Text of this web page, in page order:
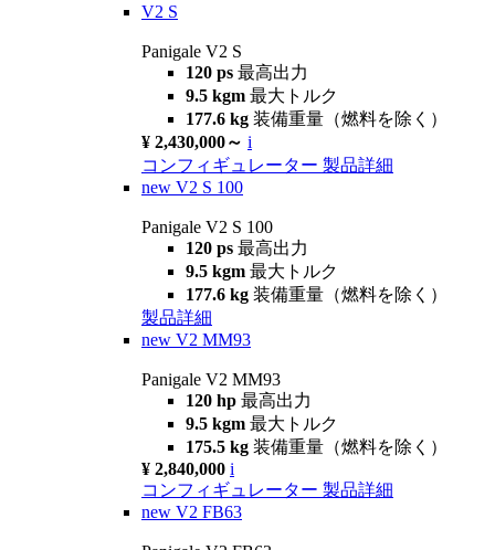
V2 S
Panigale V2 S
120 ps 最高出力
9.5 kgm 最大トルク
177.6 kg 装備重量（燃料を除く）
¥ 2,430,000～ i
コンフィギュレーター 製品詳細
new V2 S 100
Panigale V2 S 100
120 ps 最高出力
9.5 kgm 最大トルク
177.6 kg 装備重量（燃料を除く）
製品詳細
new V2 MM93
Panigale V2 MM93
120 hp 最高出力
9.5 kgm 最大トルク
175.5 kg 装備重量（燃料を除く）
¥ 2,840,000 i
コンフィギュレーター 製品詳細
new V2 FB63